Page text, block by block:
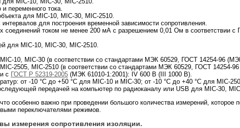
переменного тока.
для MIC-10, MIC-30, MIC-2510.
для построения временной зависимости сопротивления.
соединений током не менее 200 мА с разрешением 0,01 Ом в соответствии с
для MIC-10, MIC-30, MIC-2510.
10, MIC-30 (в соответствии со стандартами МЭК 60529, ГОСТ 14254-96
2505, MIC-2510 (в соответствии со стандартами МЭК 60529, ГОСТ 14254-
с ГОСТ Р 52319-2005 (МЭК 61010-1:2001): IV 600 В (III 1000 В).
от -10 °C до +50 °C для MIC-10 и MIC-30; от -10 °C до +40 °C для MIC-
передачей на компьютер по радиоканалу или USB для MIC-30,
особенно важно при проведении большого количества измерений, которое
переключателями режимов.
измерения сопротивления изоляции.